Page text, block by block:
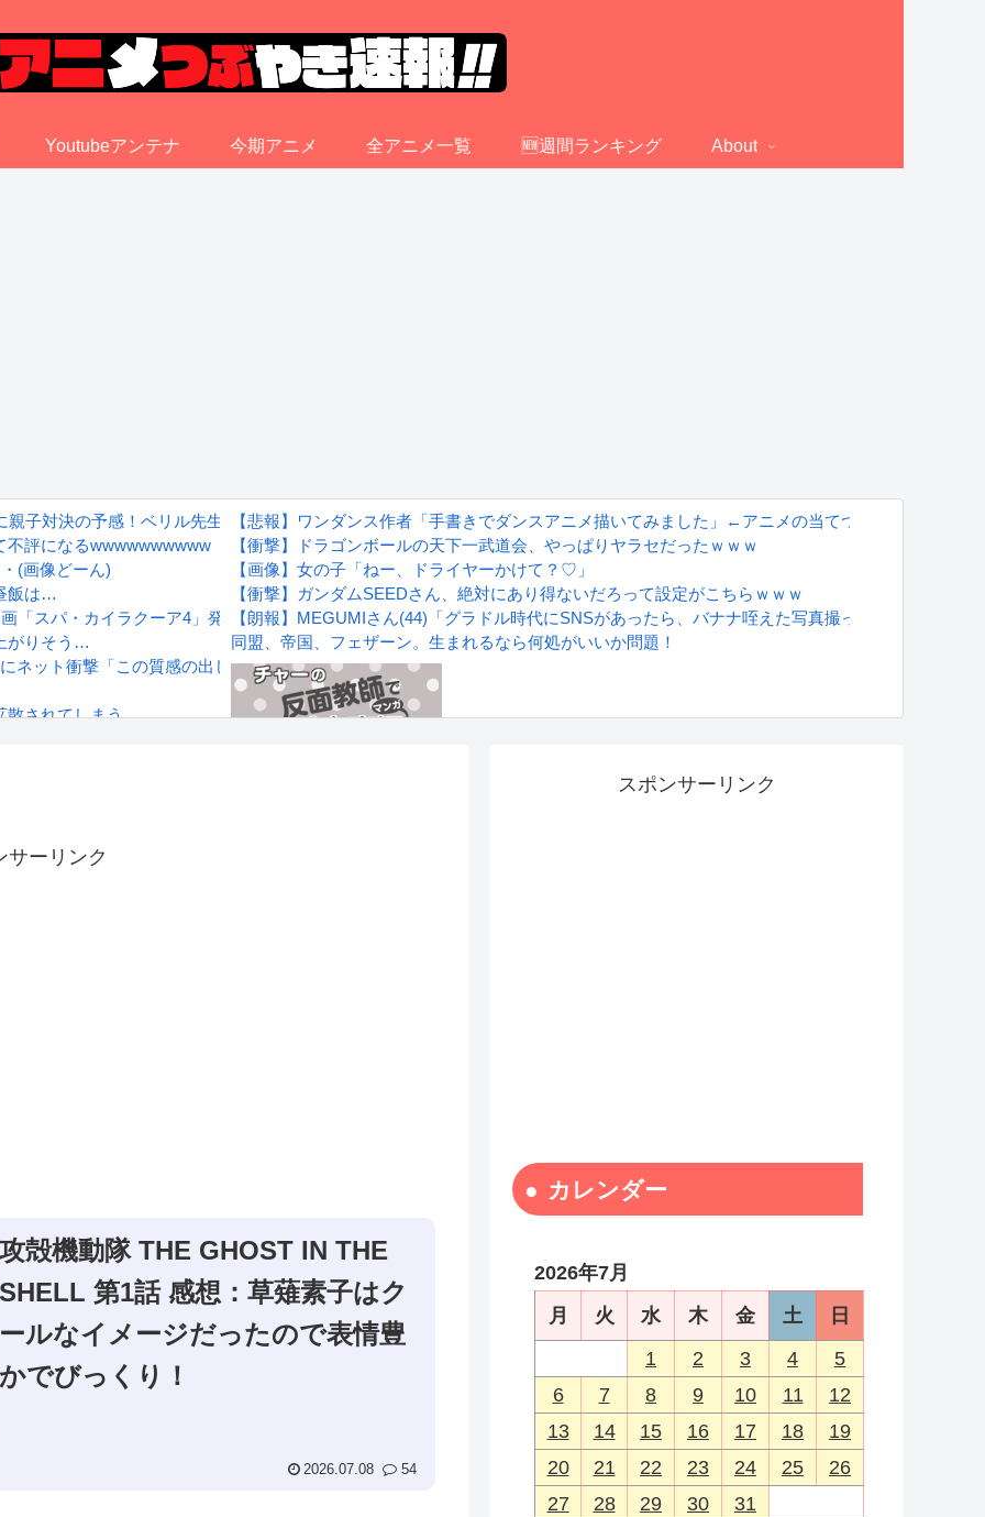
Youtubeアンテナ 今期アニメ 全アニメ一覧 🆕週間ランキング About
子対決の予感！ベリル先生もやる気に！
不評になるwwwwwwwwww
(画像どーん)
飯は…
「スパ・カイラクーア4」発売から2週間で7万部売れるｗｗｗｗｗ
がりそう…
ネット衝撃「この質感の出し方」「実写かと思いました]
散されてしまう…
【悲報】ワンダンス作者「手書きでダンスアニメ描いてみました」←アニメの当てつけにしか見えな
【衝撃】ドラゴンボールの天下一武道会、やっぱりヤラセだったｗｗｗ
【画像】女の子「ねー、ドライヤーかけて？♡」
【衝撃】ガンダムSEEDさん、絶対にあり得ないだろって設定がこちらｗｗｗ
【朗報】MEGUMIさん(44)「グラドル時代にSNSがあったら、バナナ咥えた写真撮ってたと思う」
同盟、帝国、フェザーン。生まれるなら何処がいいか問題！
サーリンク
攻殻機動隊 THE GHOST IN THE
SHELL 第1話 感想：草薙素子はク
ールなイメージだったので表情豊
かでびっくり！
2026.07.08 54
スポンサーリンク
カレンダー
2026年7月
月
火 水 木 金 土
日
1
2 3 4
5
6
7 8 9 10 11
12
13
14 15 16 17 18
19
20
21 22 23 24 25
26
27
28 29 30 31